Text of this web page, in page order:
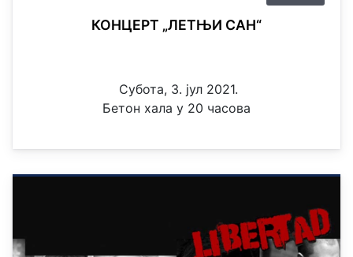
КОНЦЕРТ „ЛЕТЊИ САН“
Субота, 3. јул 2021.
Бетон хала у 20 часова